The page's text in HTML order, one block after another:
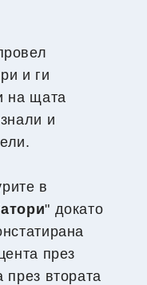
и ги
на щата
и
в
" докато
през
втората